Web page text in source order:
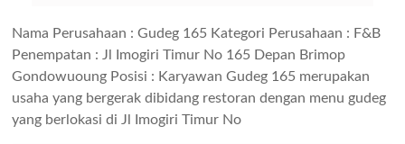
Nama Perusahaan : Gudeg 165 Kategori Perusahaan : F&B
Penempatan : Jl Imogiri Timur No 165 Depan Brimop
Gondowuoung Posisi : Karyawan Gudeg 165 merupakan
usaha yang bergerak dibidang restoran dengan menu gudeg
yang berlokasi di Jl Imogiri Timur No